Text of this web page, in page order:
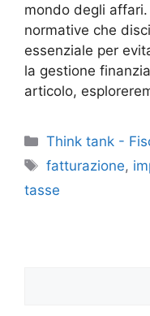
mondo degli
normative che
essenziale per
la gestione
articolo,
Categorie
Think tank -
Tag
fatturazione,
tasse